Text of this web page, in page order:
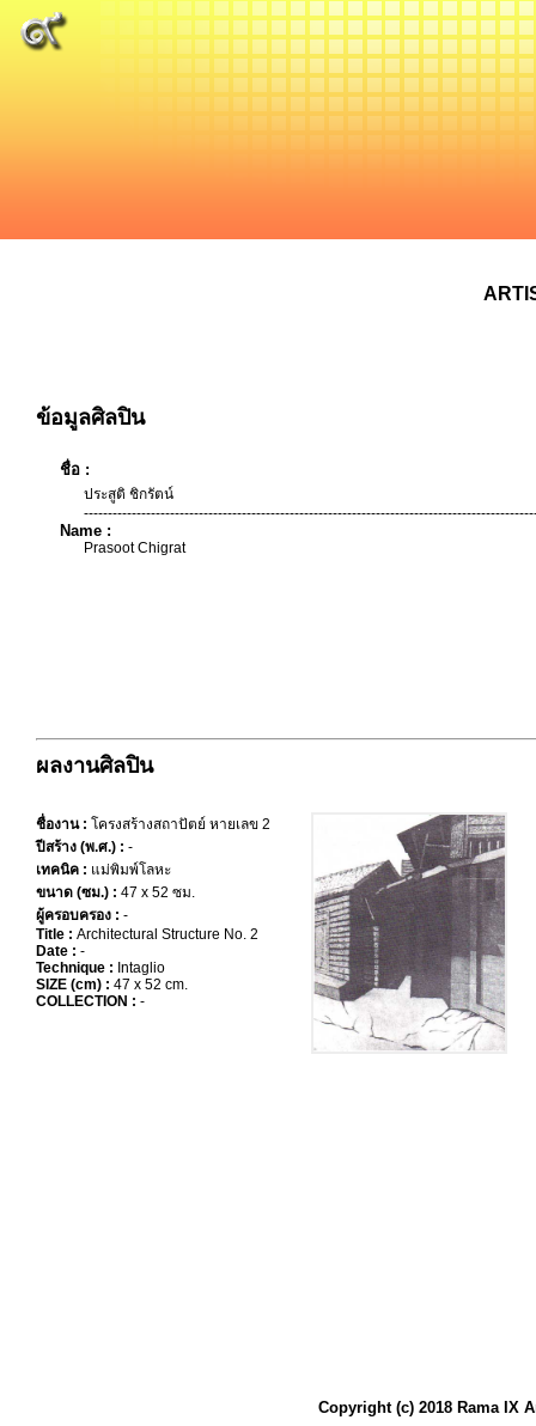
ข้อมูลศิลปิน
ชื่อ :
ประสูติ ชิกรัตน์
Name :
Prasoot Chigrat
ผลงานศิลปิน
ชื่องาน : โครงสร้างสถาปัตย์ หายเลข 2
ปีสร้าง (พ.ศ.) : -
เทคนิค : แม่พิมพ์โลหะ
ขนาด (ซม.) : 47 x 52 ซม.
ผู้ครอบครอง : -
Title : Architectural Structure No. 2
Date : -
Technique : Intaglio
SIZE (cm) : 47 x 52 cm.
COLLECTION : -
Copyright (c) 2018 Rama IX